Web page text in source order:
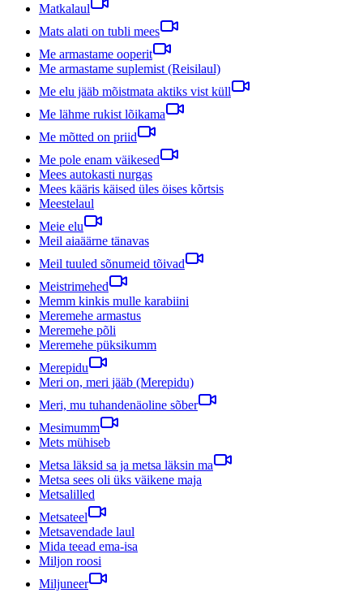
Matkalaul
Mats alati on tubli mees
Me armastame ooperit
Me armastame suplemist (Reisilaul)
Me elu jääb mõistmata aktiks vist küll
Me lähme rukist lõikama
Me mõtted on priid
Me pole enam väikesed
Mees autokasti nurgas
Mees kääris käised üles öises kõrtsis
Meestelaul
Meie elu
Meil aiaäärne tänavas
Meil tuuled sõnumeid tõivad
Meistrimehed
Memm kinkis mulle karabiini
Meremehe armastus
Meremehe põli
Meremehe püksikumm
Merepidu
Meri on, meri jääb (Merepidu)
Meri, mu tuhandenäoline sõber
Mesimumm
Mets mühiseb
Metsa läksid sa ja metsa läksin ma
Metsa sees oli üks väikene maja
Metsalilled
Metsateel
Metsavendade laul
Mida teead ema-isa
Miljon roosi
Miljuneer